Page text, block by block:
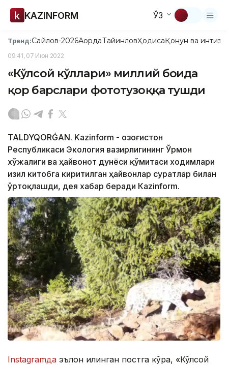
KAZINFORM ЎЗ
Тренд:Сайлов-2026АқордаТайинловҲодисаҚонун ва
09:41, 07 Июн 2022
«Кўлсой кўллари» миллий боғида
қор барслари фототузоққа тушди
TALDYQORǴAN. Kazinform - Қозоғистон
Республикаси Экология вазирлигининг Ўрмон
хўжалиги ва ҳайвонот дунёси қўмитаси ходимлари
Қизил китобга киритилган ҳайвонлар суратлар билан
ўртоқлашди, дея хабар беради Кazinform.
Instagramда эълон қилинган постга кўра, «Кўлсой